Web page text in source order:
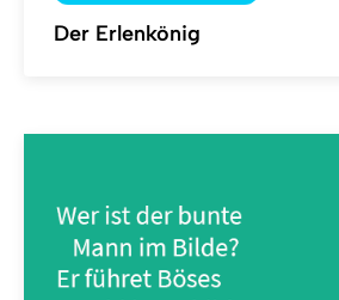
Der Erlenkönig